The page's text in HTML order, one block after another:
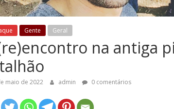
Gente Geral
na antiga
maio de 2022 admin 0 comentários